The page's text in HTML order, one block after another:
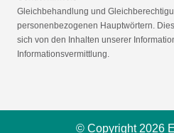
Gleichbehandlung und
personenbezogenen Hauptwörtern.
sich von den Inhalten unserer
Informationsvermittlung.
© Copyright 2026